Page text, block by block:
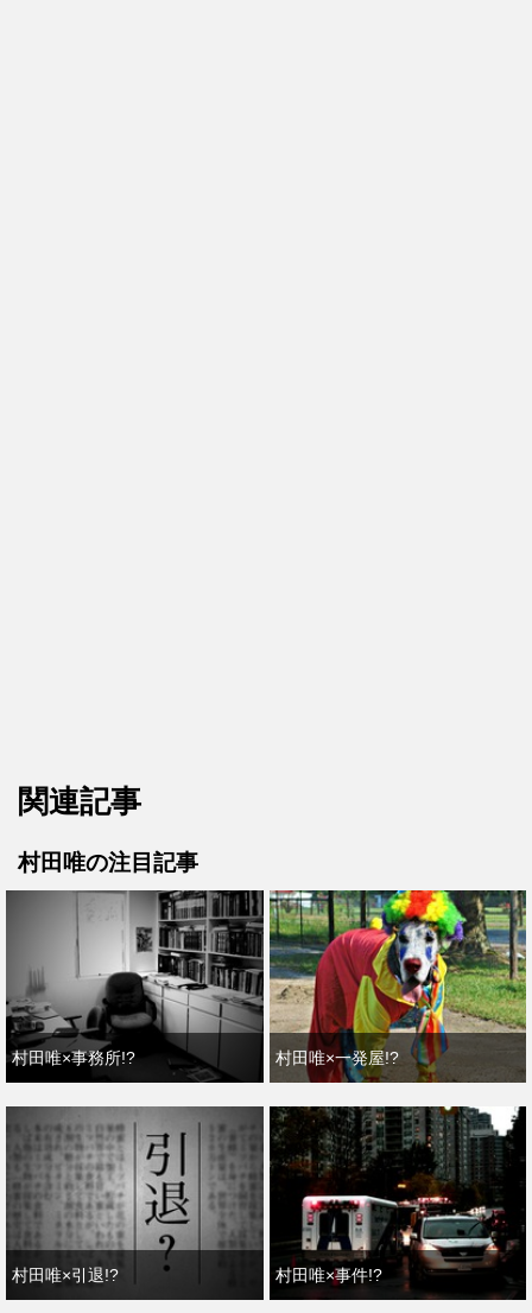
関連記事
村田唯の注目記事
村田唯×事務所!? 村田唯×一発屋!?
村田唯×引退!? 村田唯×事件!?